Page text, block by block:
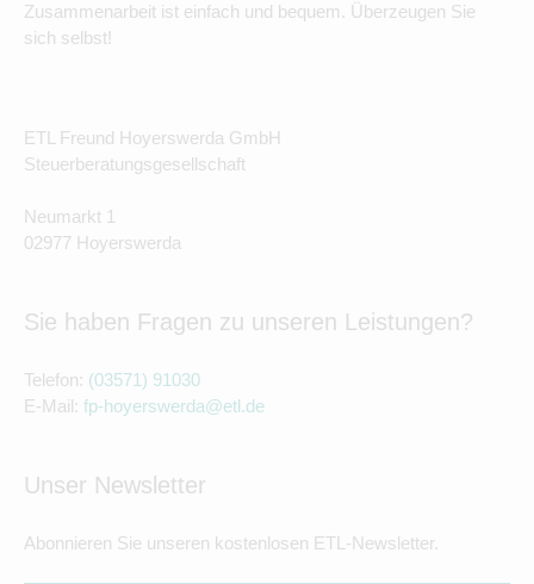
Zusammenarbeit ist einfach und bequem. Überzeugen Sie
sich selbst!
ETL Freund Hoyerswerda GmbH
Steuerberatungsgesellschaft
Neumarkt 1
02977 Hoyerswerda
Sie haben Fragen zu unseren Leistungen?
Telefon: (03571) 91030
E-Mail: fp-hoyerswerda@etl.de
Unser Newsletter
Abonnieren Sie unseren kostenlosen ETL-Newsletter.